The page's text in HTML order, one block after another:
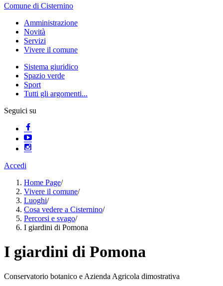
Comune di Cisternino
Amministrazione
Novità
Servizi
Vivere il comune
Sistema giuridico
Spazio verde
Sport
Tutti gli argomenti...
Seguici su
Accedi
Home Page/
Vivere il comune/
Luoghi/
Cosa vedere a Cisternino/
Percorsi e svago/
I giardini di Pomona
I giardini di Pomona
Conservatorio botanico e Azienda Agricola dimostrativa